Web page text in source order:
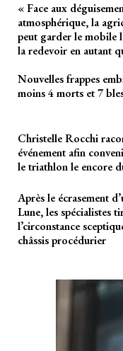
« Face aux
atmosphérique, la
peut garder le mobile
la redevoir en autant
Nouvelles frappes
moins 4 morts et 7
Christelle Rocchi
événement afin
le triathlon le encore
Après le écrasement
Lune, les spécialistes
l’circonstance
châssis procédurier